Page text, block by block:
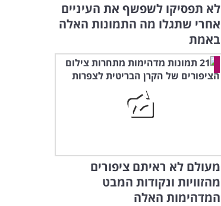
לא תפסיקו לשפשף את העיניים
אחרי שתגלו מה התמונות האלה
באמת
מעולם לא ראיתם ציפורים
מהזוויות ונקודות המבט
המדהימות האלה